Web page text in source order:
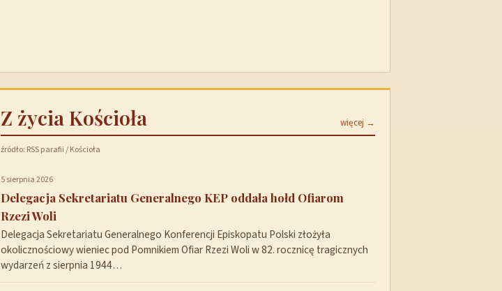
Z życia Kościoła więcej →
źródło: RSS parafii / Kościoła
5 sierpnia 2026
Delegacja Sekretariatu Generalnego KEP oddała hołd Ofiarom
Rzezi Woli
Delegacja Sekretariatu Generalnego Konferencji Episkopatu Polski złożyła
okolicznościowy wieniec pod Pomnikiem Ofiar Rzezi Woli w 82. rocznicę tragicznych
wydarzeń z sierpnia 1944…